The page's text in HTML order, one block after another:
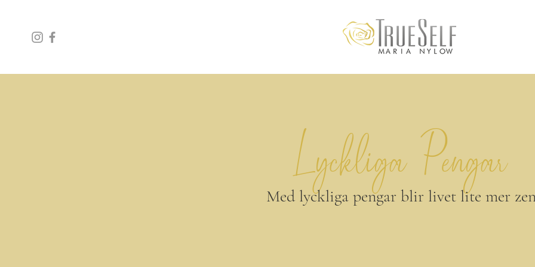
Lyckliga Pengar
Med lyckliga pengar blir livet lite mer